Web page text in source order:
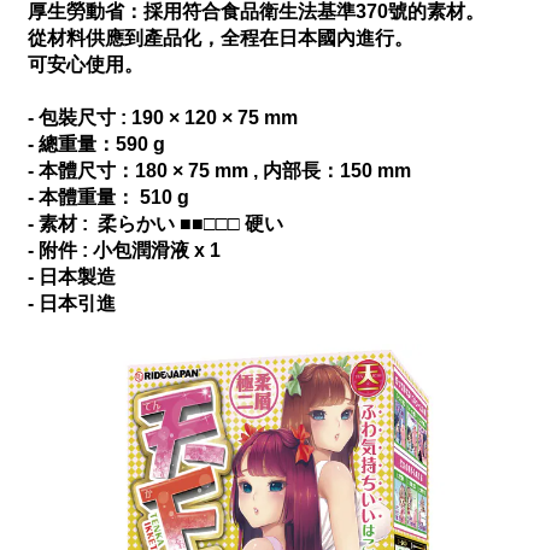
厚生勞動省：採用符合食品衛生法基準370號的素材。
從材料供應到產品化，全程在日本國內進行。
可安心使用。
- 包裝尺寸 : 190 × 120 × 75 mm
- 總重量：590 g
- 本體尺寸：180 × 75 mm , 内部長：150 mm
- 本體重量： 510 g
- 素材 : 柔らかい ■■□□□ 硬い
- 附件 : 小包潤滑液 x 1
- 日本製造
- 日本引進